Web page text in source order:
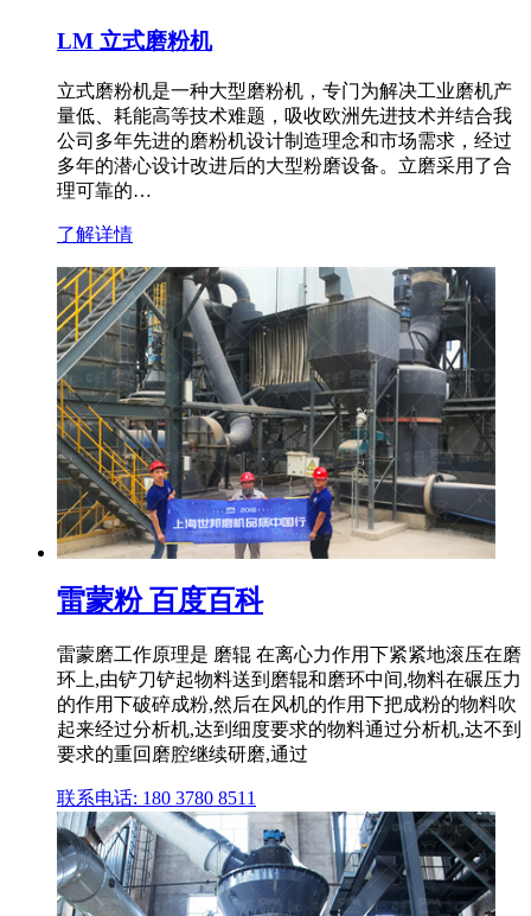
LM 立式磨粉机
立式磨粉机是一种大型磨粉机，专门为解决工业磨机产
量低、耗能高等技术难题，吸收欧洲先进技术并结合我
公司多年先进的磨粉机设计制造理念和市场需求，经过
多年的潜心设计改进后的大型粉磨设备。立磨采用了合
理可靠的…
了解详情
雷蒙粉 百度百科
雷蒙磨工作原理是 磨辊 在离心力作用下紧紧地滚压在磨
环上,由铲刀铲起物料送到磨辊和磨环中间,物料在碾压力
的作用下破碎成粉,然后在风机的作用下把成粉的物料吹
起来经过分析机,达到细度要求的物料通过分析机,达不到
要求的重回磨腔继续研磨,通过
联系电话: 180 3780 8511